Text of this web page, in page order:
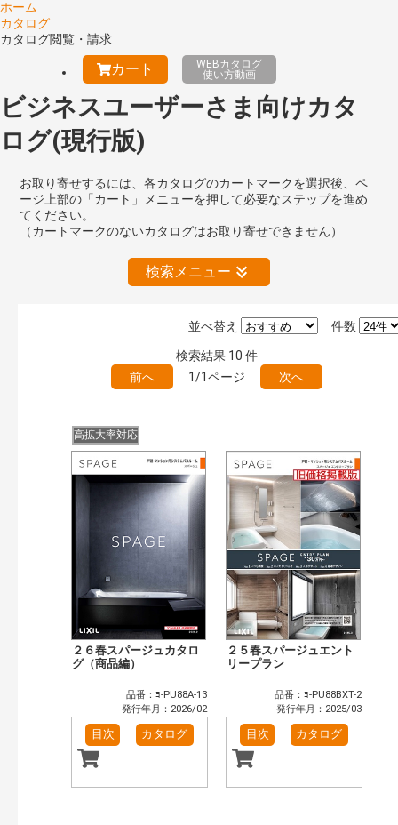
ホーム
カタログ
カタログ閲覧・請求
カート
WEBカタログ
使い方動画
ビジネスユーザーさま向けカタ
ログ(現行版)
お取り寄せするには、各カタログのカートマークを選択後、ペ
ージ上部の「カート」メニューを押して必要なステップを進め
てください。
（カートマークのないカタログはお取り寄せできません）
検索メニュー
絞り込みの解除
キーワード検索（あいまい）
目次も検索 検 索
まずはここから（5）
施工イメージ・アイデア集（10）
省エネ住宅関連（1）
補助金・優遇制度を知る（2）
窓・シャッター（1）
玄関ドア・引戸（5）
インテリア建材（6）
浴室（10）
太陽光発電・屋根・外壁（1）
発行年で検索
件数
並べ替え
検索結果 10 件
前へ
1/1ページ 次へ
高拡大率対応
２６春スパージュカタロ
グ（商品編）
品番：ﾖ-PU88A-13
発行年月：2026/02
目次 カタログ
２５春スパージュエント
リープラン
品番：ﾖ-PU88BXT-2
発行年月：2025/03
目次 カタログ